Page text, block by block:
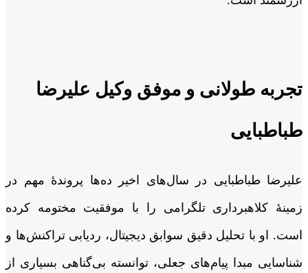
تجربه طولانی و موفق وکیل علیرضا
طباطبایی
علیرضا طباطبایی در سال‌های اخیر ده‌ها پروندۀ مهم در
زمینۀ کلاهبرداری تلگرامی را با موفقیت مختومه کرده
است. او با تحلیل دقیق سوابق دیجیتال، ردیابی تراکنش‌ها و
شناسایی مبدا پیام‌های جعلی، توانسته بی‌گناهی بسیاری از